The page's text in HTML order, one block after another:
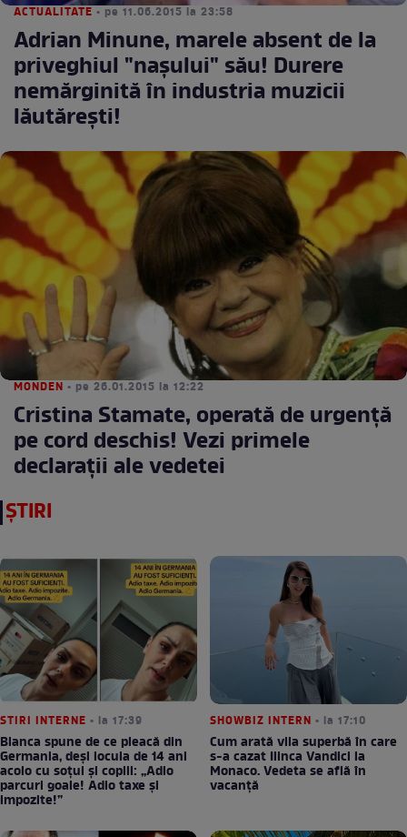
ACTUALITATE • pe 11.06.2015 la 23:58
Adrian Minune, marele absent de la
priveghiul "naşului" său! Durere
nemărginită în industria muzicii
lăutăreşti!
MONDEN • pe 26.01.2015 la 12:22
Cristina Stamate, operată de urgență
pe cord deschis! Vezi primele
declarații ale vedetei
ȘTIRI
STIRI INTERNE • la 17:39
Bianca spune de ce pleacă din
Germania, deși locuia de 14 ani
acolo cu soțul și copiii: „Adio
parcuri goale! Adio taxe și
impozite!”
SHOWBIZ INTERN • la 17:10
Cum arată vila superbă în care
s-a cazat Ilinca Vandici la
Monaco. Vedeta se află în
vacanță